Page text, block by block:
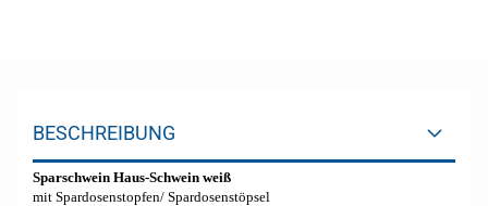
BESCHREIBUNG
Sparschwein Haus-Schwein weiß
mit Spardosenstopfen/ Spardosenstöpsel